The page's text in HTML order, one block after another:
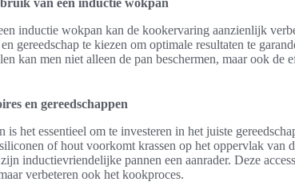
van een inductie wokpan
inductie wokpan kan de kookervaring aanzienlijk
gereedschap te kiezen om optimale resultaten te
kan men niet alleen de pan beschermen, maar ook de
en gereedschappen
het essentieel om te investeren in het juiste
of hout voorkomt krassen op het oppervlak van
inductievriendelijke pannen een aanrader. Deze
verbeteren ook het kookproces.